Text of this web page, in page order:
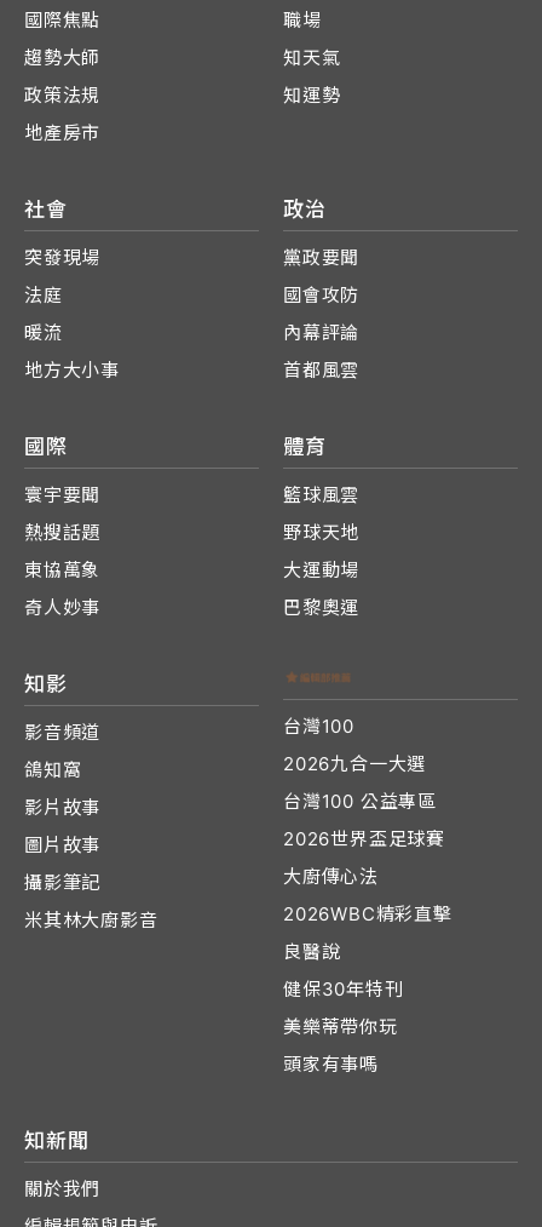
國際焦點
趨勢大師
政策法規
地產房市
職場
知天氣
知運勢
社會
突發現場
法庭
暖流
地方大小事
政治
黨政要聞
國會攻防
內幕評論
首都風雲
國際
寰宇要聞
熱搜話題
東協萬象
奇人妙事
體育
籃球風雲
野球天地
大運動場
巴黎奧運
知影
影音頻道
鴿知窩
影片故事
圖片故事
攝影筆記
米其林大廚影音
台灣100
2026九合一大選
台灣100 公益專區
2026世界盃足球賽
大廚傳心法
2026WBC精彩直擊
良醫說
健保30年特刊
美樂蒂帶你玩
頭家有事嗎
知新聞
關於我們